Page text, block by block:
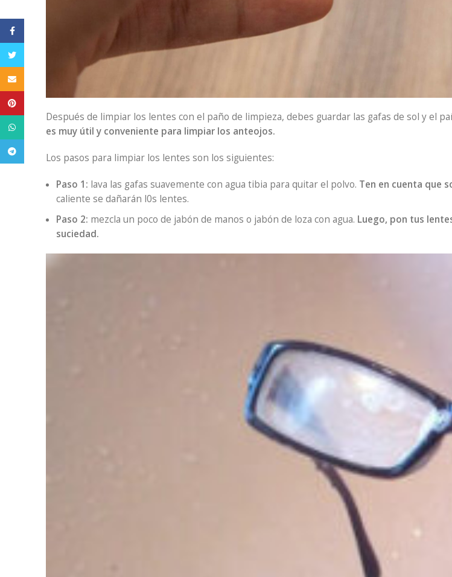
Después de limpiar los lentes con el paño de limpieza, debes guardar las gafas de sol y el
es muy útil y conveniente para limpiar los anteojos.
Los pasos para limpiar los lentes son los siguientes:
Paso 1: lava las gafas suavemente con agua tibia para quitar el polvo. Ten en cuenta que
caliente se dañarán l0s lentes.
Paso 2: mezcla un poco de jabón de manos o jabón de loza con agua. Luego, pon tus
suciedad.
WhatsApp
Telegram